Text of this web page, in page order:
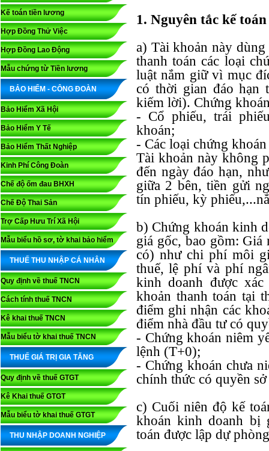
Kế toán tiền lương
Hợp Đồng Thử Việc
Hợp Đồng Lao Động
Mẫu chứng từ Tiền lương
BẢO HIỂM - CÔNG ĐOÀN
Bảo Hiểm Xã Hội
Bảo Hiểm Y Tế
Bảo Hiểm Thất Nghiệp
Kinh Phí Công Đoàn
Chế độ ốm đau BHXH
Chế Độ Thai Sản
Trợ Cấp Hưu Trí Xã Hội
Mẫu biểu hồ sơ, tờ khai bảo hiểm
THUẾ THU NHẬP CÁ NHÂN
Quy định về thuế TNCN
Cách tính thuế TNCN
Kê khai thuế TNCN
Mẫu biểu tờ khai thuế TNCN
THUẾ GIÁ TRỊ GIA TĂNG
Quy định về thuế GTGT
Kê Khai thuế GTGT
Mẫu biểu tờ khai thuế GTGT
THU NHẬP DOANH NGHIỆP
1. Nguyên tắc kế toán
a) Tài khoản này
thanh toán các loại
luật nắm giữ vì mục
có thời gian đáo hạn
kiếm lời). Chứng
- Cổ phiếu, trái
khoán;
- Các loại chứng
Tài khoản này không
đến ngày đáo hạn,
giữa 2 bên, tiền gửi
tín phiếu, kỳ
b) Chứng khoán kinh
giá gốc, bao gồm:
có) như chi phí môi
thuế, lệ phí và phí
kinh doanh được
khoản thanh toán tại
điểm ghi nhận các
điểm nhà đầu tư có
- Chứng khoán niêm
lệnh (T+0);
- Chứng khoán chưa
chính thức có quyền
c) Cuối niên độ kế
khoán kinh doanh bị
toán được lập dự